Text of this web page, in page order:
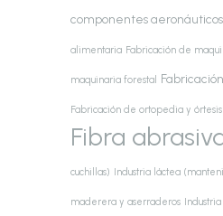
componentes aeronáuticos
alimentaria Fabricación de
maquinaria forestal
Fabricación de ortopedia y órtesis
Fibra
cuchillas) Industria láctea
maderera y aserraderos